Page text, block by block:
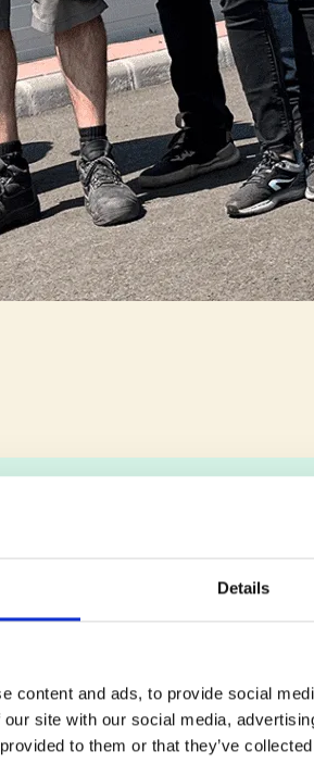
Details
content and ads, to provide social
site with our social media,
to them or that they’ve